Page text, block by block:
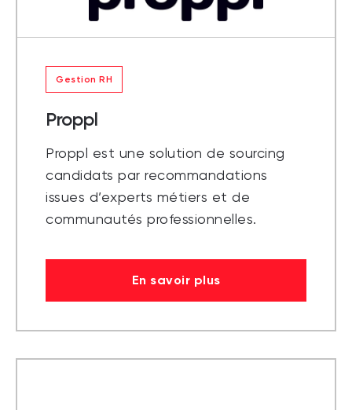
Gestion RH
Proppl
Proppl est une solution de sourcing
candidats par recommandations
issues d’experts métiers et de
communautés professionnelles.
En savoir plus